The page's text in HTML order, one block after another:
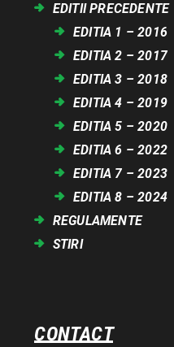
EDITII PRECEDENTE
EDITIA 1 – 2016
EDITIA 2 – 2017
EDITIA 3 – 2018
EDITIA 4 – 2019
EDITIA 5 – 2020
EDITIA 6 – 2022
EDITIA 7 – 2023
EDITIA 8 – 2024
REGULAMENTE
STIRI
CONTACT